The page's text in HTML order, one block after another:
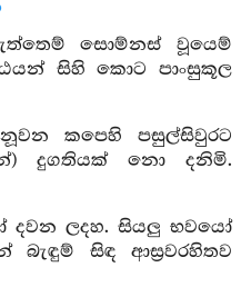
සොම්නස් වූයෙම්
සිහි කොට පාංසුකූල
කපෙහි පසුල්සිවුරට
දුගතියක් නො දනිමි.
දවන ලදහ. සියලු භවයෝ
සිඳ ආස්‍රවරහිතව